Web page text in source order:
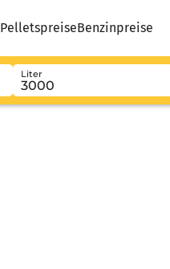
PelletspreiseBenzinpreise
Liter